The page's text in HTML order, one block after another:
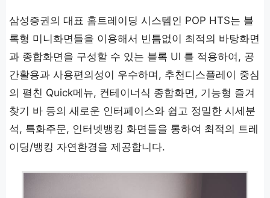
삼성증권의 대표 홈트레이딩 시스템인 POP HTS는 블
록형 미니화면들을 이용해서 빈틈없이 최적의 바탕화면
과 종합화면을 구성할 수 있는 블록 UI 를 적용하여, 공
간활용과 사용편의성이 우수하며, 추천디스플레이 중심
의 펼친 Quick메뉴, 컨테이너식 종합화면, 기능형 즐겨
찾기 바 등의 새로운 인터페이스와 쉽고 정밀한 시세분
석, 특화주문, 인터넷뱅킹 화면들을 통하여 최적의 트레
이딩/뱅킹 자연환경을 제공합니다.